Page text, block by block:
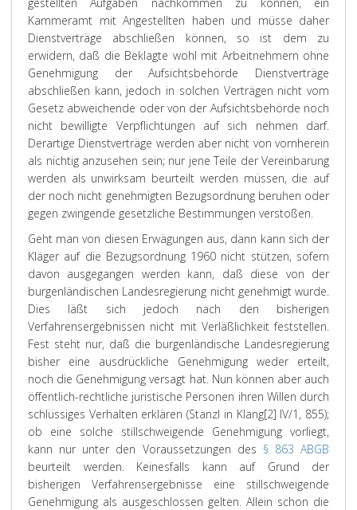
Kammeramt mit Angestellten haben und müsse daher
Dienstverträge abschließen können, so ist dem zu
erwidern, daß die Beklagte wohl mit Arbeitnehmern ohne
Genehmigung der Aufsichtsbehörde Dienstverträge
abschließen kann, jedoch in solchen Verträgen nicht vom
Gesetz abweichende oder von der Aufsichtsbehörde noch
nicht bewilligte Verpflichtungen auf sich nehmen darf.
Derartige Dienstverträge werden aber nicht von vornherein
als nichtig anzusehen sein; nur jene Teile der Vereinbarung
werden als unwirksam beurteilt werden müssen, die auf
der noch nicht genehmigten Bezugsordnung beruhen oder
gegen zwingende gesetzliche Bestimmungen verstoßen.
Geht man von diesen Erwägungen aus, dann kann sich der
Kläger auf die Bezugsordnung 1960 nicht stützen, sofern
davon ausgegangen werden kann, daß diese von der
burgenländischen Landesregierung nicht genehmigt wurde.
Dies läßt sich jedoch nach den bisherigen
Verfahrensergebnissen nicht mit Verläßlichkeit feststellen.
Fest steht nur, daß die burgenländische Landesregierung
bisher eine ausdrückliche Genehmigung weder erteilt,
noch die Genehmigung versagt hat. Nun können aber auch
öffentlich-rechtliche juristische Personen ihren Willen durch
schlüssiges Verhalten erklären (Stanzl in Klang[2] IV/1, 855);
ob eine solche stillschweigende Genehmigung vorliegt,
kann nur unter den Voraussetzungen des § 863 ABGB
beurteilt werden. Keinesfalls kann auf Grund der
bisherigen Verfahrensergebnisse eine stillschweigende
Genehmigung als ausgeschlossen gelten. Allein schon die